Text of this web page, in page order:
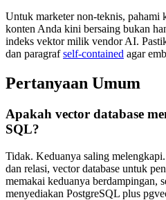
Untuk marketer non-teknis, pahami
konten Anda kini bersaing bukan
indeks vektor milik vendor AI.
dan paragrafself-contained agar
Pertanyaan Umum
Apakah vector database
SQL?
Tidak. Keduanya saling
dan relasi, vector database untuk
memakai keduanya berdampingan,
menyediakan PostgreSQL plus